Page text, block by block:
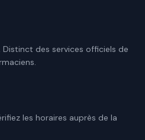
des services officiels de
les horaires auprès de la